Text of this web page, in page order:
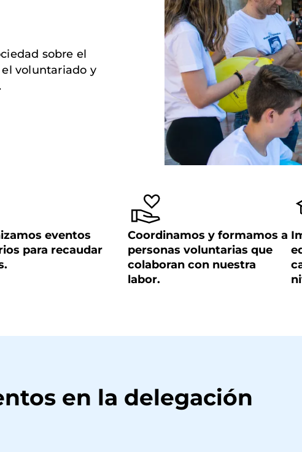
sobre el
voluntariado y
eventos
para recaudar
Coordinamos y formamos a
personas voluntarias que
colaboran con nuestra
labor.
en la delegación